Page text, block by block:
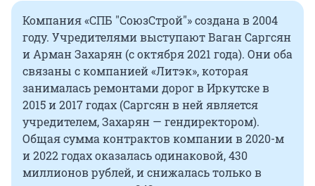
Компания «СПБ "СоюзСтрой"» создана в 2004
году. Учредителями выступают Ваган Саргсян
и Арман Захарян (с октября 2021 года). Они оба
связаны с компанией «Литэк», которая
занималась ремонтами дорог в Иркутске в
2015 и 2017 годах (Саргсян в ней является
учредителем, Захарян — гендиректором).
Общая сумма контрактов компании в 2020-м
и 2022 годах оказалась одинаковой, 430
миллионов рублей, и снижалась только в